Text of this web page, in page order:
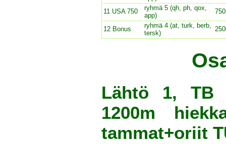
11 USA 750
ryhmä 5 (qh, ph, qox,
app)
12 Bonus
ryhmä 4 (at, turk, berb,
tersk)
Lähtö 1, TB
1200m
tammat+oriit